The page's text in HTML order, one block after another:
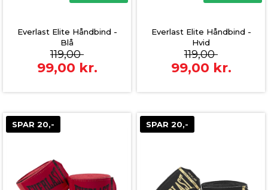
Everlast Elite Håndbind -
Blå
119,00
99,00 kr.
Everlast Elite Håndbind -
Hvid
119,00
99,00 kr.
SPAR 20,- SPAR 20,-